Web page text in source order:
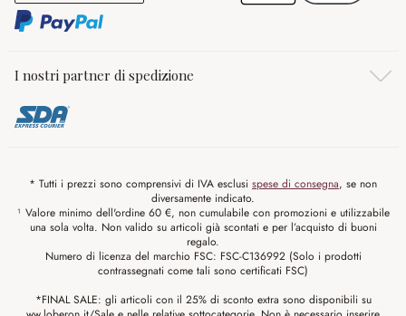
I nostri partner di spedizione
* Tutti i prezzi sono comprensivi di IVA esclusi spese di consegna, se non
diversamente indicato.
¹ Valore minimo dell'ordine 60 €, non cumulabile con promozioni e utilizzabile
una sola volta. Non valido su articoli già scontati e per l’acquisto di buoni
regalo.
Numero di licenza del marchio FSC: FSC-C136992 (Solo i prodotti
contrassegnati come tali sono certificati FSC)
*FINAL SALE: gli articoli con il 25% di sconto extra sono disponibili su